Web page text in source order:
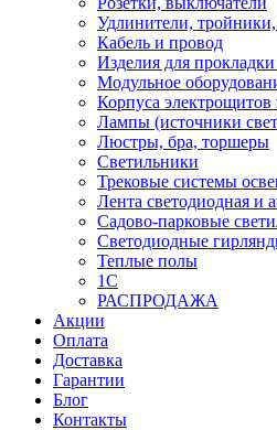
Удлинители,
Кабель и провод
Изделия для
Модульное
Корпуса
Лампы (источники
Люстры, бра, торшеры
Светильники
Трековые системы
Лента светодиодная и
Садово-парковые
Светодиодные
Теплые полы
1С
РАСПРОДАЖА
Акции
Оплата
Доставка
Гарантии
Блог
Контакты